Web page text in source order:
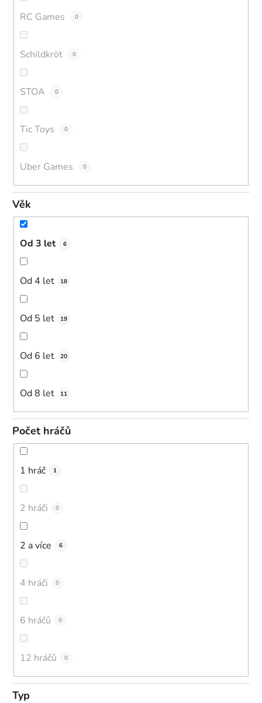
RC Games 0
Schildkröt 0
STOA 0
Tic Toys 0
Uber Games 0
Věk
Od 3 let 6
Od 4 let 18
Od 5 let 19
Od 6 let 20
Od 8 let 11
Počet hráčů
1 hráč 1
2 hráči 0
2 a více 6
4 hráči 0
6 hráčů 0
12 hráčů 0
Typ